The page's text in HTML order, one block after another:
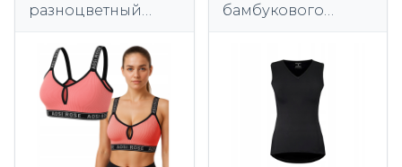
разноцветный
бамбукового